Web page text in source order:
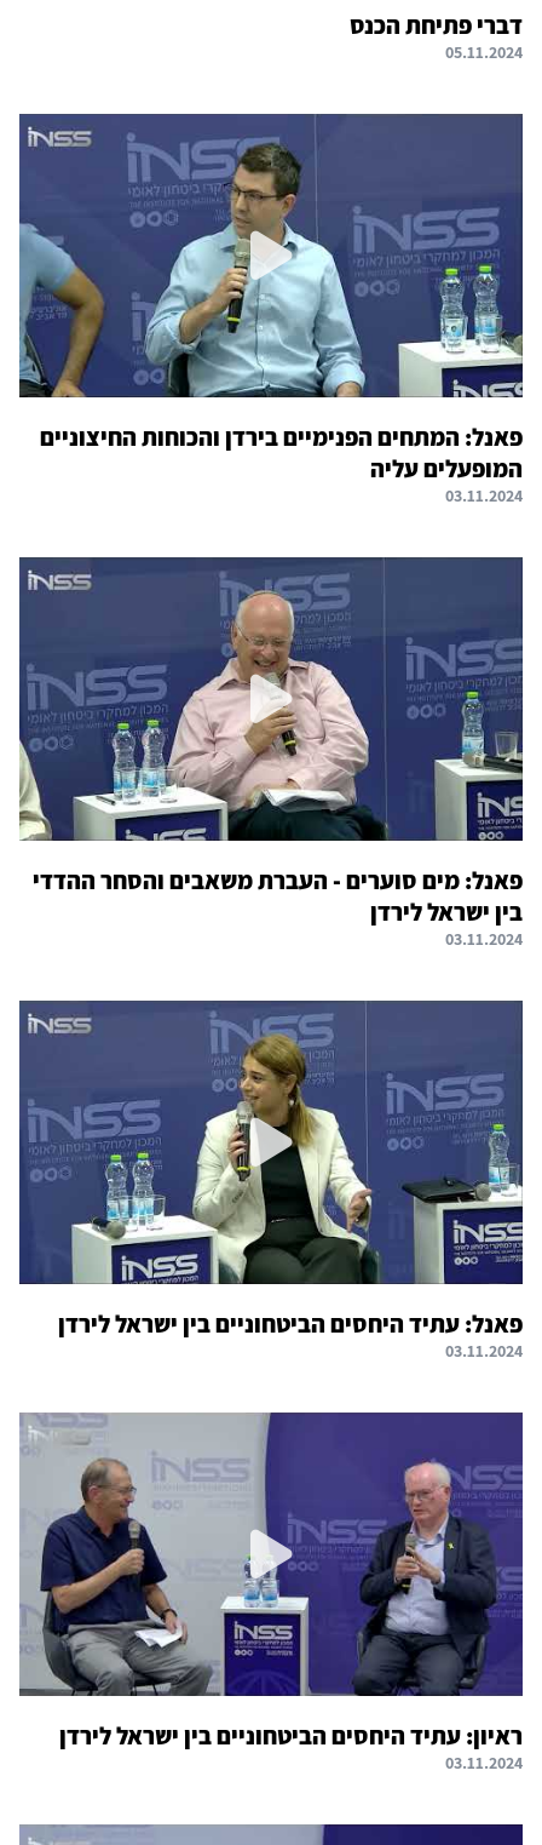
דברי פתיחת הכנס
05.11.2024
פאנל: המתחים הפנימיים בירדן והכוחות החיצוניים
המופעלים עליה
03.11.2024
פאנל: מים סוערים - העברת משאבים והסחר ההדדי
בין ישראל לירדן
03.11.2024
פאנל: עתיד היחסים הביטחוניים בין ישראל לירדן
03.11.2024
ראיון: עתיד היחסים הביטחוניים בין ישראל לירדן
03.11.2024